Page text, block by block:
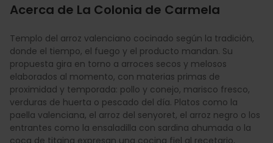
Acerca de La Colonia de Carmela
Templo del arroz valenciano cocinado según la tradición,
donde el tiempo, el fuego y el producto mandan. Su
propuesta gira en torno a arroces secos y melosos
elaborados al momento, con materias primas de
proximidad y temporada: pollo y conejo, marisco fresco,
verduras de huerta o pescado del día. Platos como la
paella valenciana, el arroz del senyoret, el arroz negro o los
entrantes como la ensaladilla con sardina ahumada o la
coca de titaina expresan una cocina fiel al recetario,